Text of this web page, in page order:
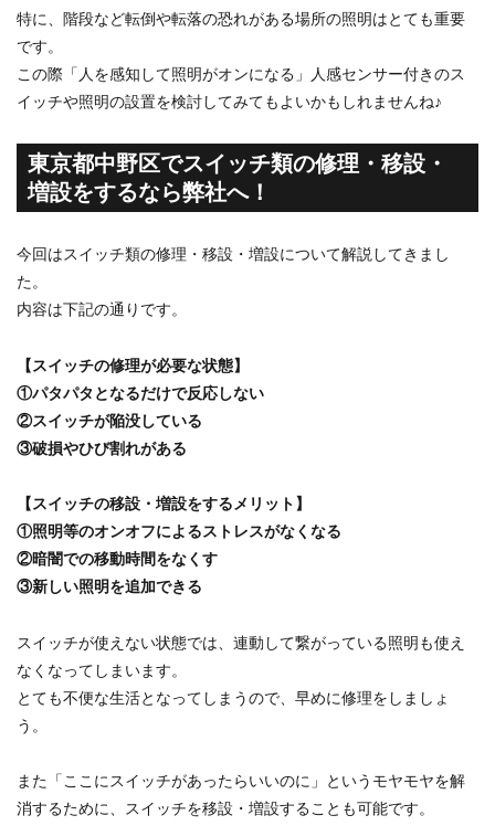
特に、階段など転倒や転落の恐れがある場所の照明はとても重要
です。
この際「人を感知して照明がオンになる」人感センサー付きのス
イッチや照明の設置を検討してみてもよいかもしれませんね♪
東京都中野区でスイッチ類の修理・移設・
増設をするなら弊社へ！
今回はスイッチ類の修理・移設・増設について解説してきまし
た。
内容は下記の通りです。
【スイッチの修理が必要な状態】
①パタパタとなるだけで反応しない
②スイッチが陥没している
③破損やひび割れがある
【スイッチの移設・増設をするメリット】
①照明等のオンオフによるストレスがなくなる
②暗闇での移動時間をなくす
③新しい照明を追加できる
スイッチが使えない状態では、連動して繋がっている照明も使え
なくなってしまいます。
とても不便な生活となってしまうので、早めに修理をしましょ
う。
また「ここにスイッチがあったらいいのに」というモヤモヤを解
消するために、スイッチを移設・増設することも可能です。